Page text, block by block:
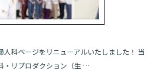
科ページをリニューアルいたしました！ 当
・リプロダクション（生 …